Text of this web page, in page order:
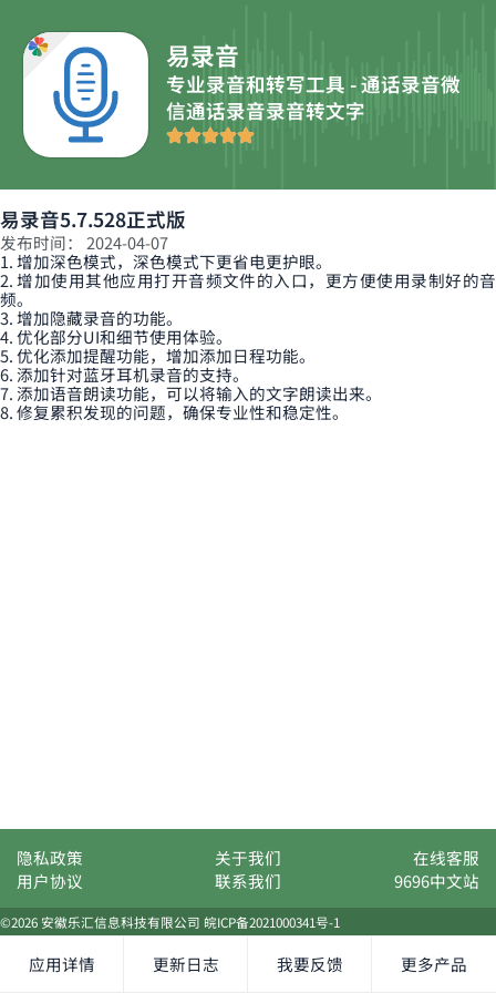
易录音
专业录音和转写工具 - 通话录音微
信通话录音录音转文字
易录音5.7.528正式版
发布时间：
2024-04-07
1. 增加深色模式，深色模式下更省电更护眼。
2. 增加使用其他应用打开音频文件的入口，更方便使用录制好的音
频。
3. 增加隐藏录音的功能。
4. 优化部分UI和细节使用体验。
5. 优化添加提醒功能，增加添加日程功能。
6. 添加针对蓝牙耳机录音的支持。
7. 添加语音朗读功能，可以将输入的文字朗读出来。
8. 修复累积发现的问题，确保专业性和稳定性。
隐私政策
用户协议
关于我们
联系我们
在线客服
9696中文站
©2026 安徽乐汇信息科技有限公司 皖ICP备2021000341号-1
应用详情 更新日志 我要反馈 更多产品